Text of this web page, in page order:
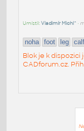
Umístil:Vladimír Michl^ •
noha foot leg calf
Blok je k
CADforum.cz.